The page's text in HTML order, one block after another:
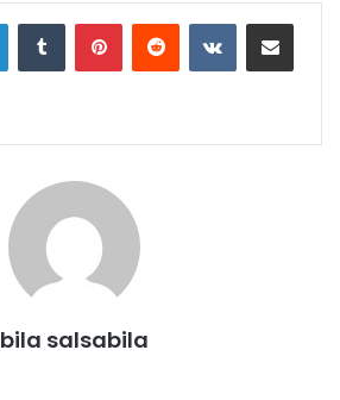
LinkedInTumblr PinterestReddit VKontakteShare via Email
bila salsabila